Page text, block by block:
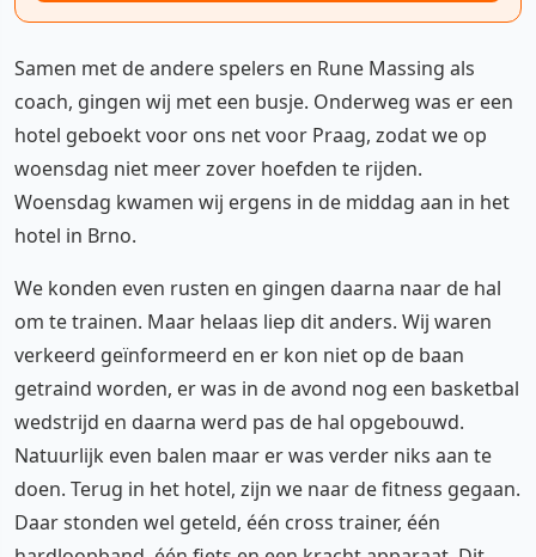
Samen met de andere spelers en Rune Massing als
coach, gingen wij met een busje. Onderweg was er een
hotel geboekt voor ons net voor Praag, zodat we op
woensdag niet meer zover hoefden te rijden.
Woensdag kwamen wij ergens in de middag aan in het
hotel in Brno.
We konden even rusten en gingen daarna naar de hal
om te trainen. Maar helaas liep dit anders. Wij waren
verkeerd geïnformeerd en er kon niet op de baan
getraind worden, er was in de avond nog een basketbal
wedstrijd en daarna werd pas de hal opgebouwd.
Natuurlijk even balen maar er was verder niks aan te
doen. Terug in het hotel, zijn we naar de fitness gegaan.
Daar stonden wel geteld, één cross trainer, één